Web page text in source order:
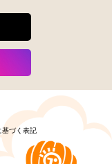
基づく表記